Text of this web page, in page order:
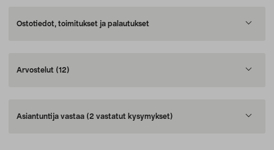
Ostotiedot, toimitukset ja palautukset
Arvostelut (12)
Asiantuntija vastaa (2 vastatut kysymykset)